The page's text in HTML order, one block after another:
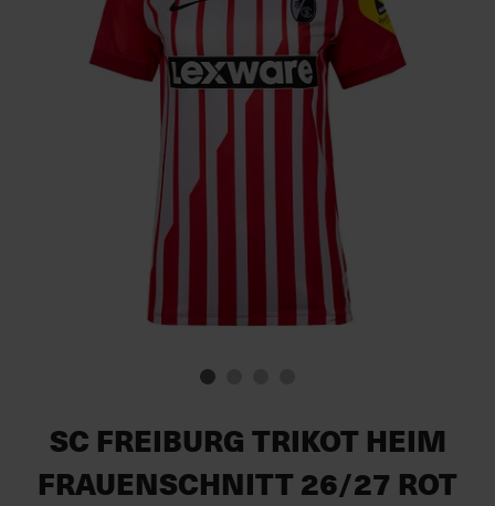
SC FREIBURG TRIKOT HEIM
FRAUENSCHNITT 26/27 ROT